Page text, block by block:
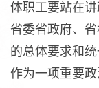
体职工要站在
省委省政府、
的总体要求和
作为一项重要